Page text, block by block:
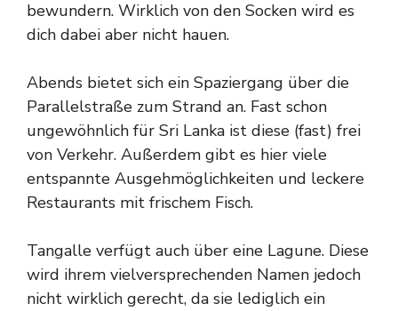
bewundern. Wirklich von den Socken wird es
dich dabei aber nicht hauen.
Abends bietet sich ein Spaziergang über die
Parallelstraße zum Strand an. Fast schon
ungewöhnlich für Sri Lanka ist diese (fast) frei
von Verkehr. Außerdem gibt es hier viele
entspannte Ausgehmöglichkeiten und leckere
Restaurants mit frischem Fisch.
Tangalle verfügt auch über eine Lagune. Diese
wird ihrem vielversprechenden Namen jedoch
nicht wirklich gerecht, da sie lediglich ein